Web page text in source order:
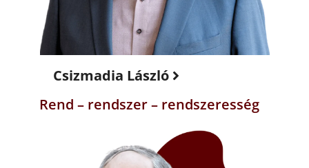
Csizmadia László
Rend – rendszer – rendszeresség